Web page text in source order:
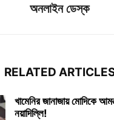
অনলাইন ডেস্ক
RELATED
খামেনির জানাজায় মোদিকে
নয়াদিল্লি!